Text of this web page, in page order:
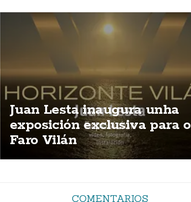
Juan Lesta inaugura unha
exposición exclusiva para o
Faro Vilán
COMENTARIOS